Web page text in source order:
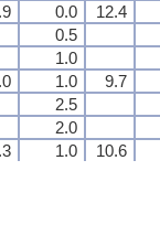
0.0 12.4
0.5
1.0
1.0 9.7
2.5
2.0
1.0 10.6
0.0 12.4
0.5
1.0
1.0 9.7
2.5
2.0
1.0 10.6
0.0 12.4
0.5
1.0
1.0 9.7
2.5
2.0
1.0 10.6
0.0 12.4
0.5
1.0
1.0 9.7
2.5
2.0
1.0 10.6